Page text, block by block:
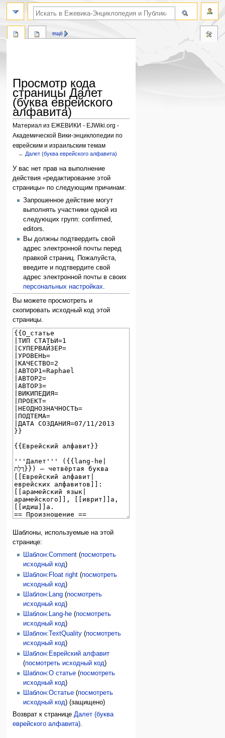
Просмотр кода
страницы Далет
(буква еврейского
алфавита)
Материал из ЕЖЕВИКИ - EJWiki.org -
Академической Вики-энциклопедии по
еврейским и израильским темам
← Далет (буква еврейского алфавита)
Перейти
к
навигации
Перейти
к
поиску
У вас нет прав на выполнение
действия «редактирование этой
страницы» по следующим причинам:
Запрошенное действие могут
выполнять участники одной из
следующих групп: confirmed,
editors.
Вы должны подтвердить свой
адрес электронной почты перед
правкой страниц. Пожалуйста,
введите и подтвердите свой
адрес электронной почты в своих
персональных настройках.
Вы можете просмотреть и
скопировать исходный код этой
страницы.
Шаблоны, используемые на этой
странице:
Шаблон:Comment(посмотреть
исходный код)
Шаблон:Float right(посмотреть
исходный код)
Шаблон:Lang(посмотреть
исходный код)
Шаблон:Lang-he(посмотреть
исходный код)
Шаблон:TextQuality(посмотреть
исходный код)
Шаблон:Еврейский алфавит
(посмотреть исходный код)
Шаблон:О статье(посмотреть
исходный код)
Шаблон:Остатье(посмотреть
исходный код) (защищено)
Возврат к страницеДалет (буква
еврейского алфавита).
ещё
поиск по словам